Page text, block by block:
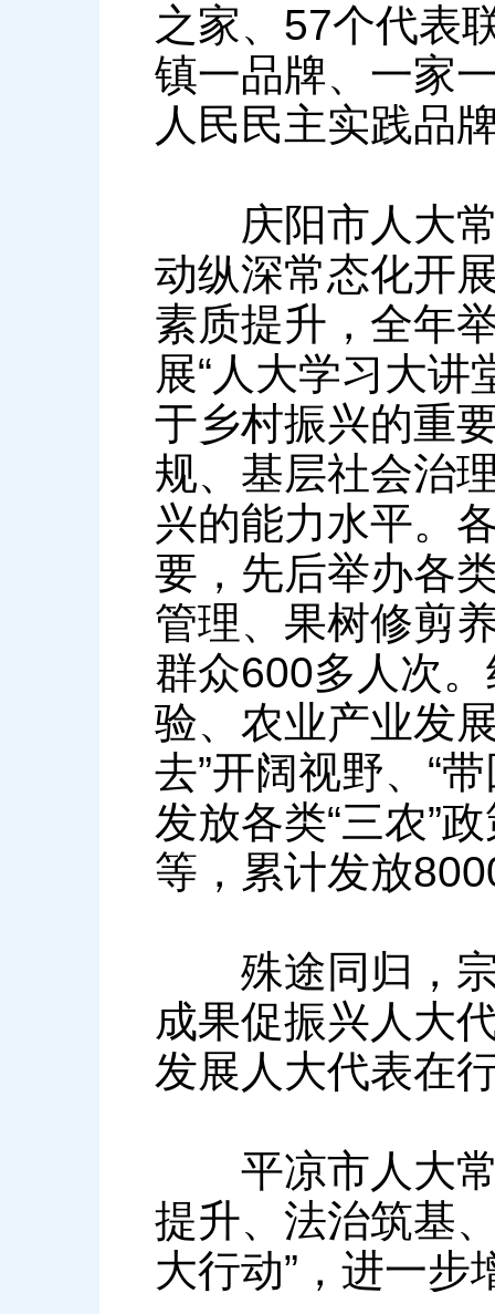
之家、57个代表
镇一品牌、一家
人民民主实践品
庆阳市人大常
动纵深常态化开
素质提升，全年
展“人大学习大讲
于乡村振兴的重
规、基层社会治
兴的能力水平。
要，先后举办各
管理、果树修剪
群众600多人次
验、农业产业发
去”开阔视野、“
发放各类“三农”
等，累计发放
殊途同归，宗
成果促振兴人大
发展人大代表在
平凉市人大常
提升、法治筑基
大行动”，进一步